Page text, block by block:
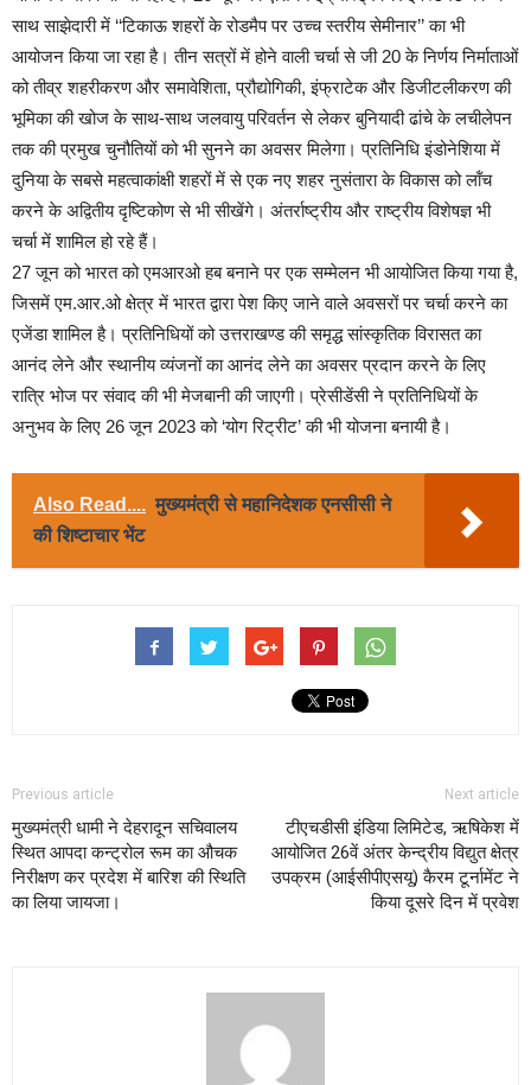
साथ साझेदारी में ‘‘टिकाऊ शहरों के रोडमैप पर उच्च स्तरीय सेमीनार’’ का भी
आयोजन किया जा रहा है। तीन सत्रों में होने वाली चर्चा से जी 20 के निर्णय निर्माताओं
को तीव्र शहरीकरण और समावेशिता, प्रौद्योगिकी, इंफ्राटेक और डिजीटलीकरण की
भूमिका की खोज के साथ-साथ जलवायु परिवर्तन से लेकर बुनियादी ढांचे के लचीलेपन
तक की प्रमुख चुनौतियों को भी सुनने का अवसर मिलेगा। प्रतिनिधि इंडोनेशिया में
दुनिया के सबसे महत्वाकांक्षी शहरों में से एक नए शहर नुसंतारा के विकास को लॉंच
करने के अद्वितीय दृष्टिकोण से भी सीखेंगे। अंतर्राष्ट्रीय और राष्ट्रीय विशेषज्ञ भी
चर्चा में शामिल हो रहे हैं।
27 जून को भारत को एमआरओ हब बनाने पर एक सम्मेलन भी आयोजित किया गया है,
जिसमें एम.आर.ओ क्षेत्र में भारत द्वारा पेश किए जाने वाले अवसरों पर चर्चा करने का
एजेंडा शामिल है। प्रतिनिधियों को उत्तराखण्ड की समृद्ध सांस्कृतिक विरासत का
आनंद लेने और स्थानीय व्यंजनों का आनंद लेने का अवसर प्रदान करने के लिए
रात्रि भोज पर संवाद की भी मेजबानी की जाएगी। प्रेसीडेंसी ने प्रतिनिधियों के
अनुभव के लिए 26 जून 2023 को ‘योग रिट्रीट’ की भी योजना बनायी है।
Also Read.... मुख्यमंत्री से महानिदेशक एनसीसी ने
की शिष्टाचार भेंट
Previous article
मुख्यमंत्री धामी ने देहरादून सचिवालय
स्थित आपदा कन्ट्रोल रूम का औचक
निरीक्षण कर प्रदेश में बारिश की स्थिति
का लिया जायजा।
Next article
टीएचडीसी इंडिया लिमिटेड, ऋषिकेश में
आयोजित 26वें अंतर केन्द्रीय विद्युत क्षेत्र
उपक्रम (आईसीपीएसयू) कैरम टूर्नामेंट ने
किया दूसरे दिन में प्रवेश